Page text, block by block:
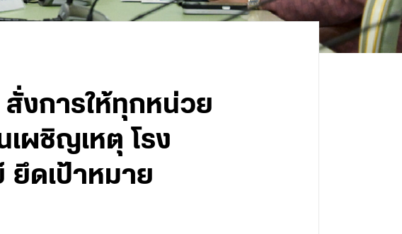
งการให้ทุกหน่วย
ผชิญเหตุ โรง
ยึดเป้าหมาย